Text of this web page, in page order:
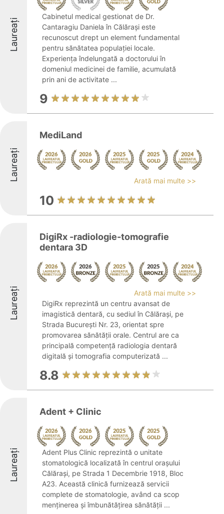
Laureați
Cabinetul medical gestionat de Dr.
Cantaragiu Daniela în Călărași este
recunoscut drept un element fundamental
pentru sănătatea populației locale.
Experiența îndelungată a doctorului în
domeniul medicinei de familie, acumulată
prin ani de activitate ...
9
Laureați
MediLand
Arată mai multe >>
10
Laureați
DigiRx -radiologie-tomografie
dentara 3D
Arată mai multe >>
DigiRx reprezintă un centru avansat de
imagistică dentară, cu sediul în Călărași, pe
Strada București Nr. 23, orientat spre
promovarea sănătății orale. Centrul are ca
principală competență radiologia dentară
digitală și tomografia computerizată ...
8.8
Laureați
Adent + Clinic
Adent Plus Clinic reprezintă o unitate
stomatologică localizată în centrul orașului
Călărași, pe Strada 1 Decembrie 1918, Bloc
A23. Această clinică furnizează servicii
complete de stomatologie, având ca scop
menținerea și îmbunătățirea sănătății ...